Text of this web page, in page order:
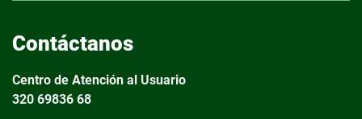
Contáctanos
Centro de Atención al Usuario
320 69836 68